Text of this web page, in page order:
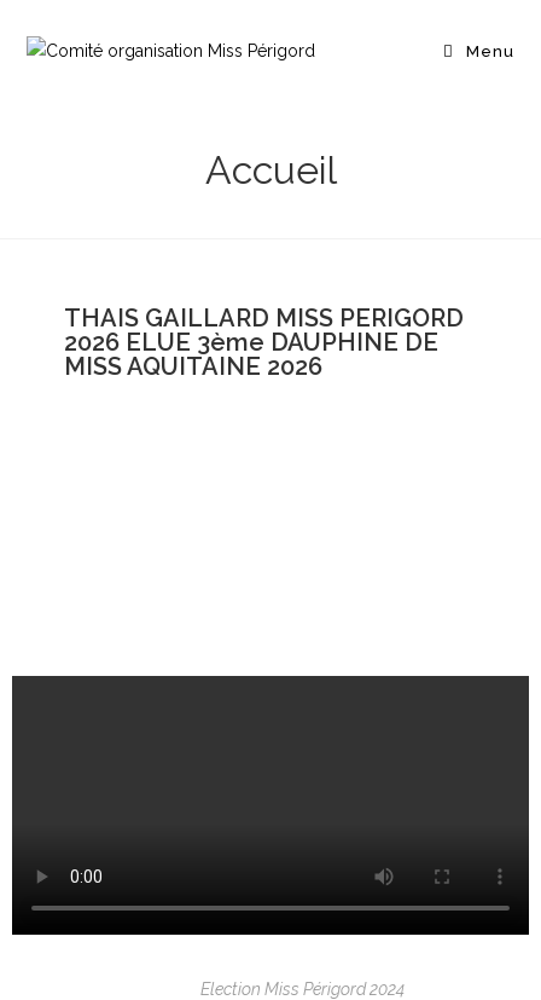
Menu
Accueil
THAIS GAILLARD MISS PERIGORD
2026 ELUE 3ème DAUPHINE DE
MISS AQUITAINE 2026
Election Miss Périgord 2024